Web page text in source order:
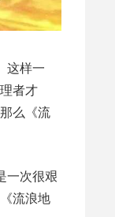
这样一
者才
么《流
一次很艰
流浪地